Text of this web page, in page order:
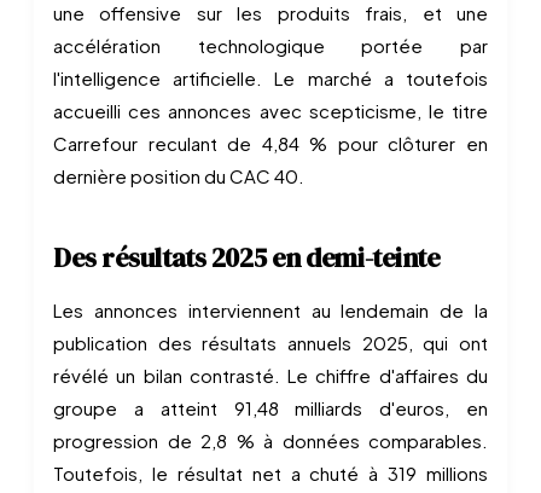
une offensive sur les produits frais, et une
accélération technologique portée par
l'intelligence artificielle. Le marché a toutefois
accueilli ces annonces avec scepticisme, le titre
Carrefour reculant de 4,84 % pour clôturer en
dernière position du CAC 40.
Des résultats 2025 en demi-teinte
Les annonces interviennent au lendemain de la
publication des résultats annuels 2025, qui ont
révélé un bilan contrasté. Le chiffre d'affaires du
groupe a atteint 91,48 milliards d'euros, en
progression de 2,8 % à données comparables.
Toutefois, le résultat net a chuté à 319 millions